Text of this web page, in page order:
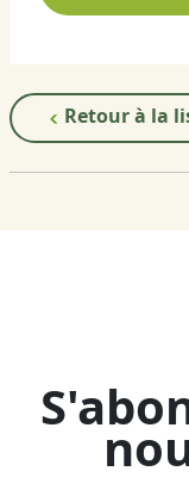
Retour à la